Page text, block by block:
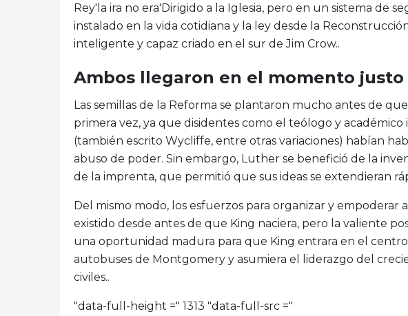
Rey'la ira no era'Dirigido a la Iglesia, pero en un sistema de
instalado en la vida cotidiana y la ley desde la
inteligente y capaz criado en el sur de Jim Crow..
Ambos llegaron en el momento justo
Las semillas de la Reforma se plantaron mucho antes de
primera vez, ya que disidentes como el teólogo y
(también escrito Wycliffe, entre otras variaciones) habían
abuso de poder. Sin embargo, Luther se benefició de la
de la imprenta, que permitió que sus ideas se extendieran
Del mismo modo, los esfuerzos para organizar y empoderar
existido desde antes de que King naciera, pero la valiente
una oportunidad madura para que King entrara en el
autobuses de Montgomery y asumiera el liderazgo del
civiles..
"data-full-height =" 1313 "data-full-src ="